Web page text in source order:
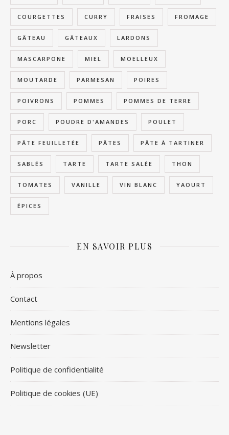
COURGETTES CURRY FRAISES FROMAGE
GÂTEAU GÂTEAUX LARDONS
MASCARPONE MIEL MOELLEUX
MOUTARDE PARMESAN POIRES
POIVRONS POMMES POMMES DE TERRE
PORC POUDRE D'AMANDES POULET
PÂTE FEUILLETÉE PÂTES PÂTE À TARTINER
SABLÉS TARTE TARTE SALÉE THON
TOMATES VANILLE VIN BLANC YAOURT
ÉPICES
EN SAVOIR PLUS
À propos
Contact
Mentions légales
Newsletter
Politique de confidentialité
Politique de cookies (UE)